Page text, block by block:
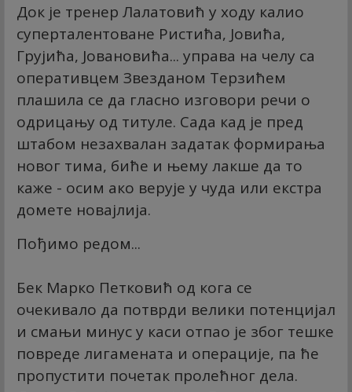
Док је тренер Лалатовић у ходу калио
суперталентоване Ристића, Јовића,
Грујића, Јовановића... управа на челу са
оперативцем Звезданом Терзићем
плашила се да гласно изговори речи о
одрицању од титуле. Сада кад је пред
штабом незахвалан задатак формирања
новог тима, биће и њему лакше да то
каже - осим ако верује у чуда или екстра
домете новајлија.
Пођимо редом...
Бек Марко Петковић од кога се
очекивало да потврди велики потенцијал
и смањи минус у каси отпао је због тешке
повреде лигамената и операције, па ће
пропустити почетак пролећног дела.